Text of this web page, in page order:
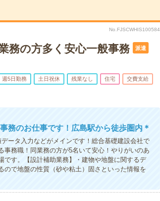
No.FJSCWHIS100584
務の方多く安心一般事務 派遣
週5日勤務 土日祝休 残業なし 住宅 交費支給
務のお仕事です！広島駅から徒歩圏内＊
ータ入力などがメインです！総合基礎建設会社で
務職！同業務の方が5名いて安心！やりがいのあ
です。【設計補助業務】・建物や地盤に関するデ
で地盤の性質（砂や粘土）固さといった情報を